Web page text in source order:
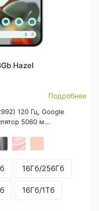
Hazel
Подробнее
120 Гц, Google
5060 м...
16Гб/256Гб
16Гб/1Тб